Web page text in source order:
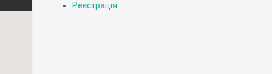
Реєстрація